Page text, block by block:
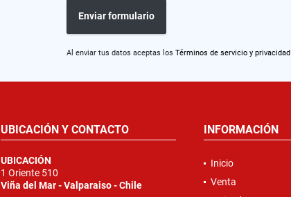
Enviar formulario
Al enviar tus datos aceptas los Términos de servicio y privacidad
UBICACIÓN Y CONTACTO
UBICACIÓN
1 Oriente 510
Viña del Mar - Valparaiso - Chile
INFORMACIÓN
Inicio
Venta